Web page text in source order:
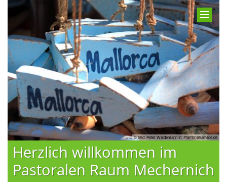
© Bild: Peter Weidemann In: Pfarrbriefservice.de
Herzlich willkommen im
Pastoralen Raum Mechernich